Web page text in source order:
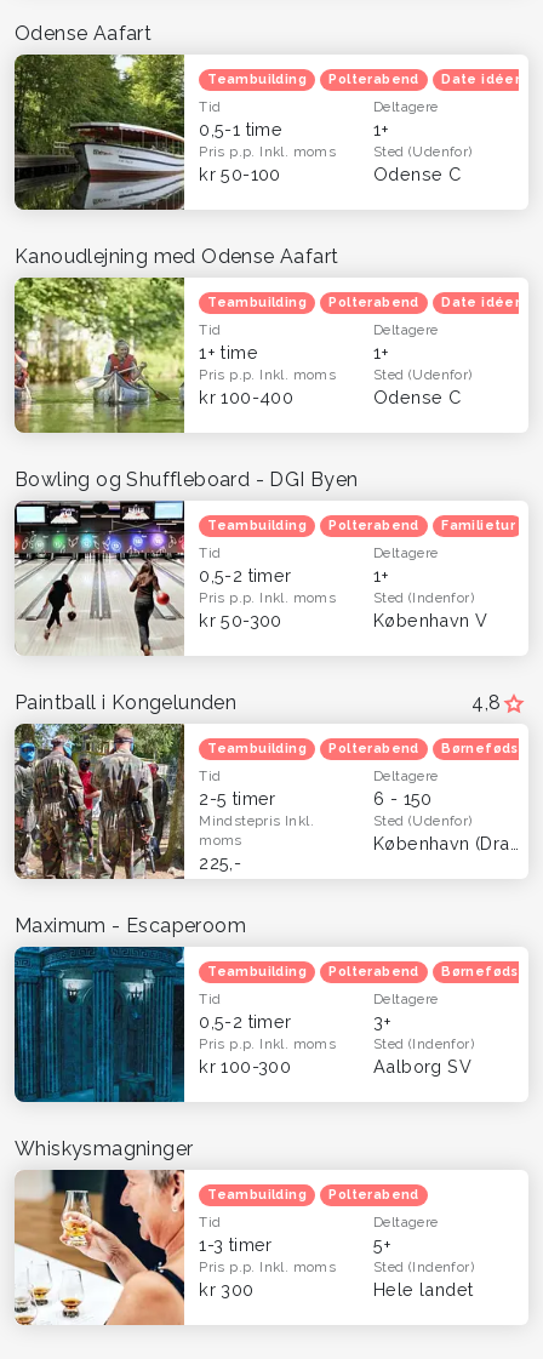
Odense Aafart
Teambuilding Polterabend Date idéer
Tid
0,5-1 time
Deltagere
1+
Pris p.p. Inkl. moms
kr 50-100
Sted(Udenfor)
Odense C
Kanoudlejning med Odense Aafart
Teambuilding Polterabend Date idéer
Tid
1+ time
Deltagere
1+
Pris p.p. Inkl. moms
kr 100-400
Sted(Udenfor)
Odense C
Bowling og Shuffleboard - DGI Byen
Teambuilding Polterabend Familietur
Tid
0,5-2 timer
Deltagere
1+
Pris p.p. Inkl. moms
kr 50-300
Sted(Indenfor)
København V
4,8
Paintball i Kongelunden
Teambuilding Polterabend
Tid
2-5 timer
Deltagere
6 - 150
Mindstepris Inkl.
moms
225,-
Sted(Udenfor)
Maximum - Escaperoom
Teambuilding Polterabend
Tid
0,5-2 timer
Deltagere
3+
Pris p.p. Inkl. moms
kr 100-300
Sted(Indenfor)
Aalborg SV
Whiskysmagninger
Teambuilding Polterabend
Tid
1-3 timer
Deltagere
5+
Pris p.p. Inkl. moms
kr 300
Sted(Indenfor)
Hele landet